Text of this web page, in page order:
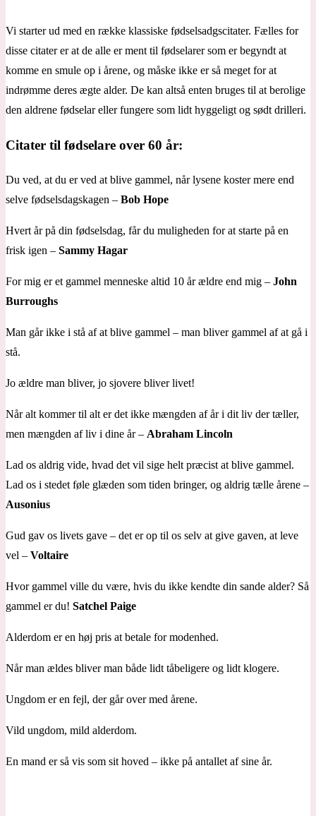
Vi starter ud med en række klassiske fødselsadgscitater. Fælles for
disse citater er at de alle er ment til fødselarer som er begyndt at
komme en smule op i årene, og måske ikke er så meget for at
indrømme deres ægte alder. De kan altså enten bruges til at berolige
den aldrene fødselar eller fungere som lidt hyggeligt og sødt drilleri.
Citater til fødselare over 60 år:
Du ved, at du er ved at blive gammel, når lysene koster mere end
selve fødselsdagskagen – Bob Hope
Hvert år på din fødselsdag, får du muligheden for at starte på en
frisk igen – Sammy Hagar
For mig er et gammel menneske altid 10 år ældre end mig – John
Burroughs
Man går ikke i stå af at blive gammel – man bliver gammel af at gå i
stå.
Jo ældre man bliver, jo sjovere bliver livet!
Når alt kommer til alt er det ikke mængden af år i dit liv der tæller,
men mængden af liv i dine år – Abraham Lincoln
Lad os aldrig vide, hvad det vil sige helt præcist at blive gammel.
Lad os i stedet føle glæden som tiden bringer, og aldrig tælle årene –
Ausonius
Gud gav os livets gave – det er op til os selv at give gaven, at leve
vel – Voltaire
Hvor gammel ville du være, hvis du ikke kendte din sande alder? Så
gammel er du! Satchel Paige
Alderdom er en høj pris at betale for modenhed.
Når man ældes bliver man både lidt tåbeligere og lidt klogere.
Ungdom er en fejl, der går over med årene.
Vild ungdom, mild alderdom.
En mand er så vis som sit hoved – ikke på antallet af sine år.